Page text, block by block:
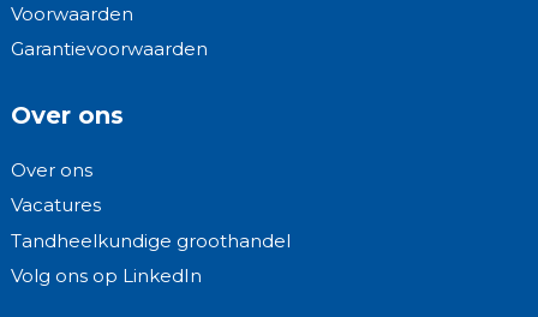
Voorwaarden
Garantievoorwaarden
Over ons
Over ons
Vacatures
Tandheelkundige groothandel
Volg ons op LinkedIn